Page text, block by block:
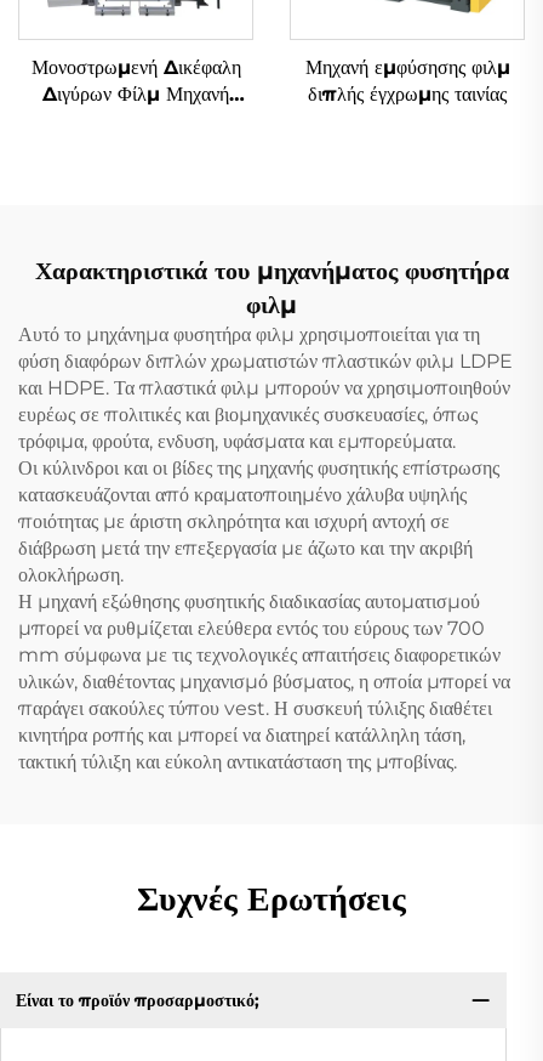
Μονοστρωμενή Δικέφαλη
Διγύρων Φίλμ Μηχανή
Μηχανή εμφύσησης φιλμ
διπλής έγχρωμης ταινίας
Χαρακτηριστικά του μηχανήματος φυσητήρα
φιλμ
Αυτό το μηχάνημα φυσητήρα φιλμ χρησιμοποιείται για τη
φύση διαφόρων διπλών χρωματιστών πλαστικών φιλμ LDPE
και HDPE. Τα πλαστικά φιλμ μπορούν να χρησιμοποιηθούν
ευρέως σε πολιτικές και βιομηχανικές συσκευασίες, όπως
τρόφιμα, φρούτα, ενδυση, υφάσματα και εμπορεύματα.
Οι κύλινδροι και οι βίδες της μηχανής φυσητικής επίστρωσης
κατασκευάζονται από κραματοποιημένο χάλυβα υψηλής
ποιότητας με άριστη σκληρότητα και ισχυρή αντοχή σε
διάβρωση μετά την επεξεργασία με άζωτο και την ακριβή
ολοκλήρωση.
Η μηχανή εξώθησης φυσητικής διαδικασίας αυτοματισμού
μπορεί να ρυθμίζεται ελεύθερα εντός του εύρους των 700
mm σύμφωνα με τις τεχνολογικές απαιτήσεις διαφορετικών
υλικών, διαθέτοντας μηχανισμό βύσματος, η οποία μπορεί να
παράγει σακούλες τύπου vest. Η συσκευή τύλιξης διαθέτει
κινητήρα ροπής και μπορεί να διατηρεί κατάλληλη τάση,
τακτική τύλιξη και εύκολη αντικατάσταση της μποβίνας.
Συχνές Ερωτήσεις
Είναι το προϊόν προσαρμοστικό;